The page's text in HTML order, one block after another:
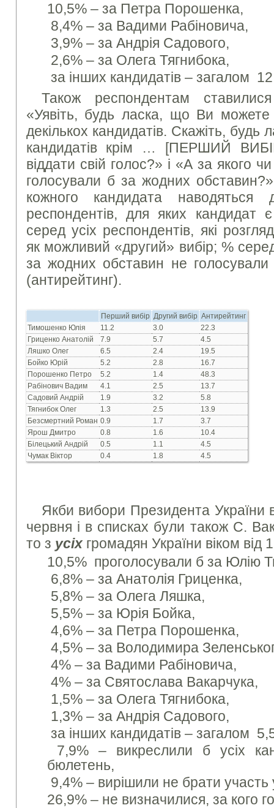
10,5% – за Петра Порошенка,
8,4% – за Вадими Рабіновича,
3,9% – за Андрія Садового,
2,6% – за Олега Тягнибока,
за інших кандидатів – загалом
Також респондентам
«Уявіть, будь ласка, що Ви можете
декількох кандидатів. Скажіть, будь
кандидатів крім … [ПЕРШИЙ
віддати свій голос?» і «А за якого
голосували б за жодних
кожного кандидата
респондентів, для яких
серед усіх респондентів, які
як можливий «другий» вибір; %
за жодних обставин не
(антирейтинг).
Перший вибір Другий вибір Антирейтинг
Тимошенко Юлія
11.2 3.0
22.3
Гриценко Анатолій
7.9 5.7
4.5
Ляшко Олег
6.5 2.4
19.5
Бойко Юрій
5.2 2.8
16.7
Порошенко Петро
5.2 1.4
48.3
Рабінович Вадим
4.1 2.5
13.7
Садовий Андрій
1.9 3.2
5.8
Тягнибок Олег
1.3 2.5
13.9
Безсмертний Роман 0.9 1.7
3.7
Ярош Дмитро
0.8 1.6
10.4
Білецький Андрій
0.5 1.1
4.5
Чумак Віктор
0.4 1.8 4.5
Якби вибори Президента України
червня і в списках були також С.
то з усіхгромадян України віком від
10,5% проголосували б за Юлію
6,8% – за Анатолія Гриценка,
5,8% – за Олега Ляшка,
5,5% – за Юрія Бойка,
4,6% – за Петра Порошенка,
4,5% – за Володимира
4% – за Вадими Рабіновича,
4% – за Святослава Вакарчука,
1,5% – за Олега Тягнибока,
1,3% – за Андрія Садового,
за інших кандидатів – загалом
7,9% – викреслили б усіх
бюлетень,
9,4% – вирішили не брати участь
26,9% – не визначилися, за кого